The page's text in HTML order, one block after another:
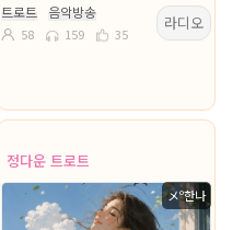
트로트 음악방송
58 159 35
라디오
정다운 트로트
メº한나